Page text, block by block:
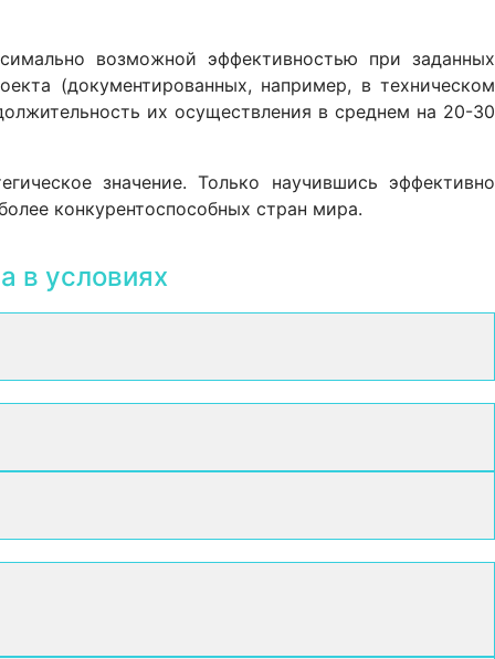
возможной эффективностью при заданных
(документированных, например, в техническом
их осуществления в среднем на 20-30
значение. Только научившись эффективно
конкурентоспособных стран мира.
в условиях